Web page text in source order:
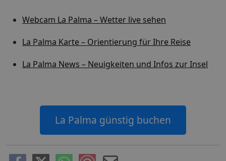
Webcam La Palma – Wetter live sehen
La Palma Karte – Orientierung für Ihre Reise
La Palma News – Neuigkeiten und Infos zur Insel
La Palma günstig buchen